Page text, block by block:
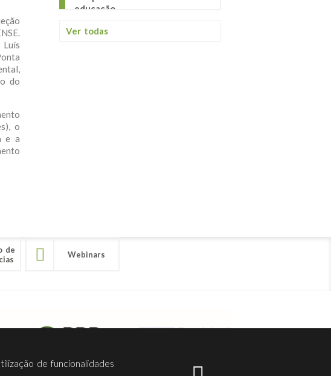
Luís
do
o
e a
educação
Ver todas
de
Webinars
de funcionalidades